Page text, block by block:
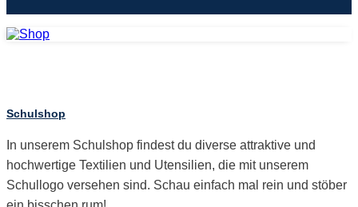
Schulshop
In unserem Schulshop findest du diverse attraktive und
hochwertige Textilien und Utensilien, die mit unserem
Schullogo versehen sind. Schau einfach mal rein und stöber